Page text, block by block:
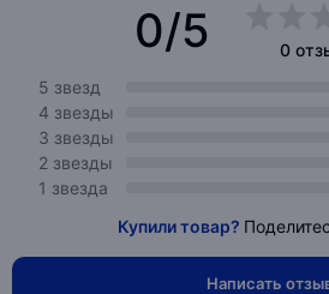
0/5
0
5 звезд
4 звезды
3 звезды
2 звезды
1 звезда
Купили товар?
Написать